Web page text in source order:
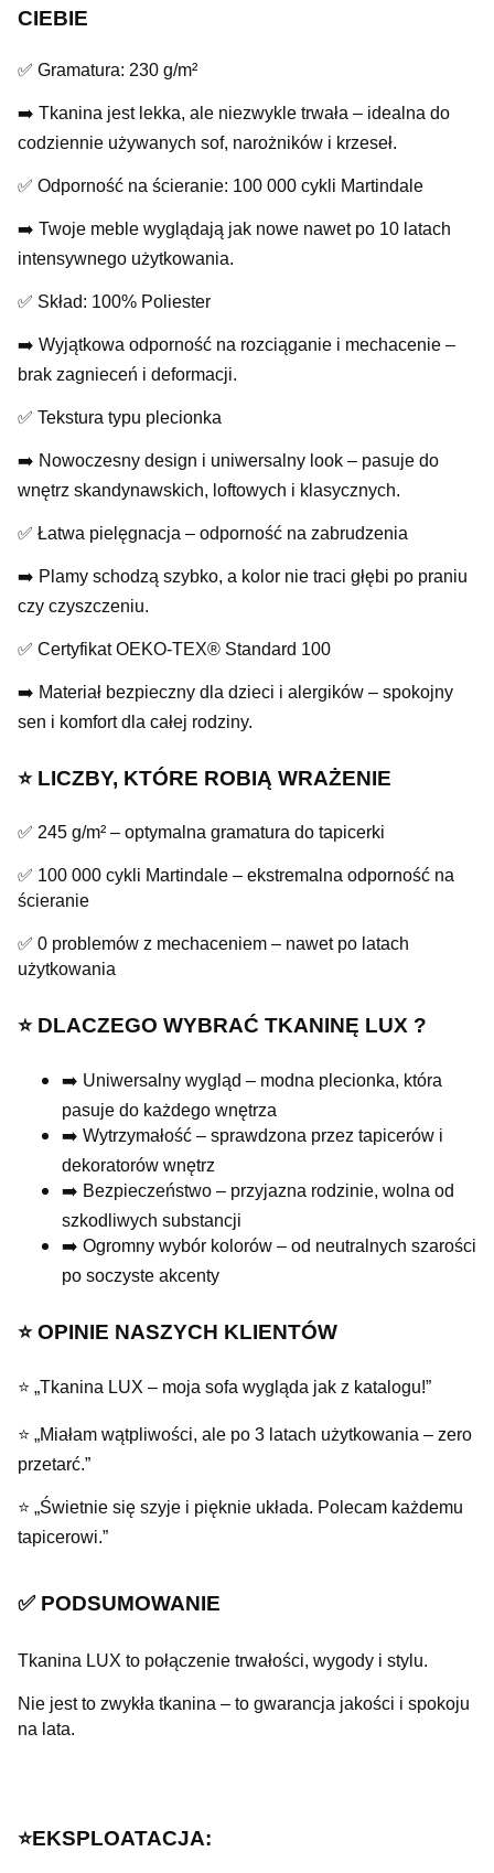
CIEBIE
✅ Gramatura: 230 g/m²
➡️ Tkanina jest lekka, ale niezwykle trwała – idealna do
codziennie używanych sof, narożników i krzeseł.
✅ Odporność na ścieranie: 100 000 cykli Martindale
➡️ Twoje meble wyglądają jak nowe nawet po 10 latach
intensywnego użytkowania.
✅ Skład: 100% Poliester
➡️ Wyjątkowa odporność na rozciąganie i mechacenie –
brak zagnieceń i deformacji.
✅ Tekstura typu plecionka
➡️ Nowoczesny design i uniwersalny look – pasuje do
wnętrz skandynawskich, loftowych i klasycznych.
✅ Łatwa pielęgnacja – odporność na zabrudzenia
➡️ Plamy schodzą szybko, a kolor nie traci głębi po praniu
czy czyszczeniu.
✅ Certyfikat OEKO-TEX® Standard 100
➡️ Materiał bezpieczny dla dzieci i alergików – spokojny
sen i komfort dla całej rodziny.
⭐️ LICZBY, KTÓRE ROBIĄ WRAŻENIE
✅ 245 g/m² – optymalna gramatura do tapicerki
✅ 100 000 cykli Martindale – ekstremalna odporność na
ścieranie
✅ 0 problemów z mechaceniem – nawet po latach
użytkowania
⭐️ DLACZEGO WYBRAĆ TKANINĘ LUX ?
➡️ Uniwersalny wygląd – modna plecionka, która
pasuje do każdego wnętrza
➡️ Wytrzymałość – sprawdzona przez tapicerów i
dekoratorów wnętrz
➡️ Bezpieczeństwo – przyjazna rodzinie, wolna od
szkodliwych substancji
➡️ Ogromny wybór kolorów – od neutralnych szarości
po soczyste akcenty
⭐️ OPINIE NASZYCH KLIENTÓW
⭐ „Tkanina LUX – moja sofa wygląda jak z katalogu!”
⭐ „Miałam wątpliwości, ale po 3 latach użytkowania – zero
przetarć.”
⭐ „Świetnie się szyje i pięknie układa. Polecam każdemu
tapicerowi.”
✅ PODSUMOWANIE
Tkanina LUX to połączenie trwałości, wygody i stylu.
Nie jest to zwykła tkanina – to gwarancja jakości i spokoju
na lata.
⭐️EKSPLOATACJA: